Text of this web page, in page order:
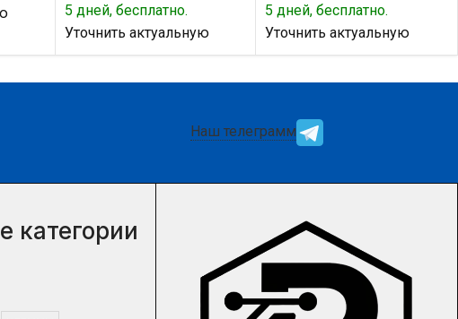
5 дней, бесплатно.
Уточнить актуальную
цену и наличие товара Вы
5 дней, бесплатно.
Уточнить актуальную
цену и наличие товара Вы
Наш телеграмм
категории